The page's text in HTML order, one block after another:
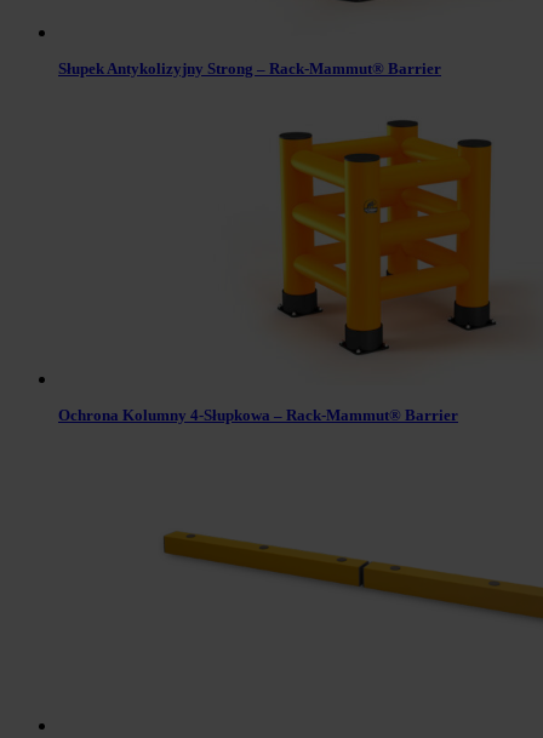
Słupek Antykolizyjny Strong – Rack-Mammut® Barrier
Ochrona Kolumny 4-Słupkowa – Rack-Mammut® Barrier